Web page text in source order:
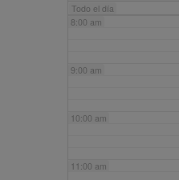
Todo el día
8:00 am
9:00 am
10:00 am
11:00 am